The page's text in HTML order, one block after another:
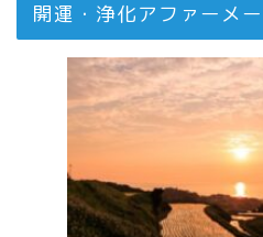
開運・浄化アファーメ